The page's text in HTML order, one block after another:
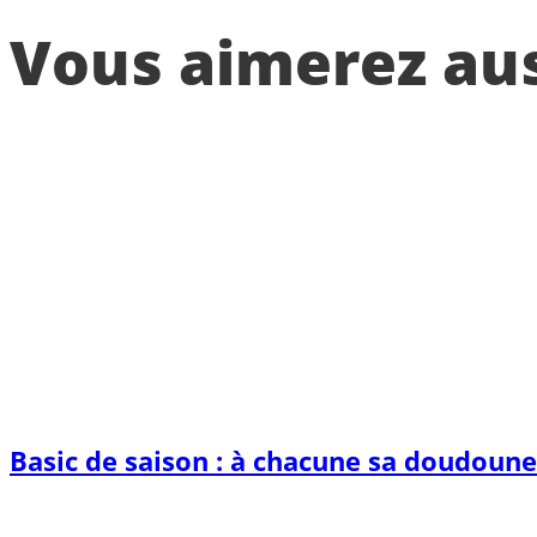
Vous aimerez
Basic de saison : à chacune sa